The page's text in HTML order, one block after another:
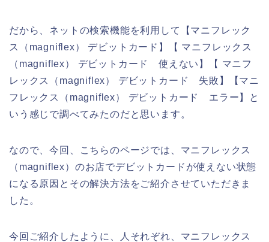
だから、ネットの検索機能を利用して【マニフレック
ス（magniflex） デビットカード】【 マニフレックス
（magniflex） デビットカード 使えない】【 マニフ
レックス（magniflex） デビットカード 失敗】【マニ
フレックス（magniflex） デビットカード エラー】と
いう感じで調べてみたのだと思います。
なので、今回、こちらのページでは、マニフレックス
（magniflex）のお店でデビットカードが使えない状態
になる原因とその解決方法をご紹介させていただきま
した。
今回ご紹介したように、人それぞれ、マニフレックス